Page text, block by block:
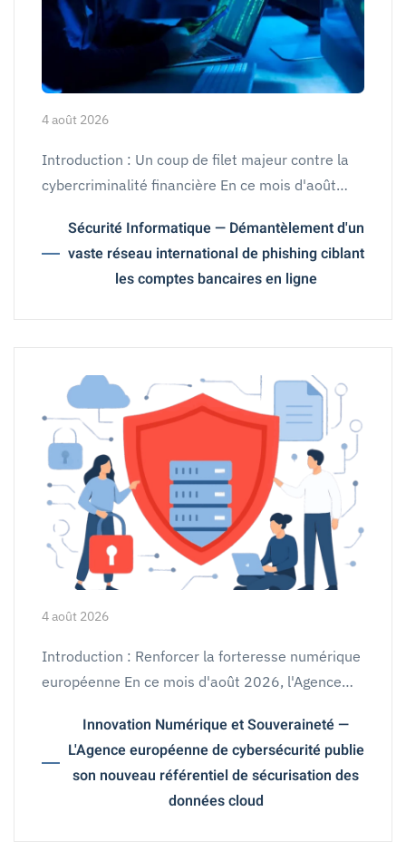
4 août 2026
Introduction : Un coup de filet majeur contre la
cybercriminalité financière En ce mois d'août…
Sécurité Informatique — Démantèlement d'un
vaste réseau international de phishing ciblant
les comptes bancaires en ligne
4 août 2026
Introduction : Renforcer la forteresse numérique
européenne En ce mois d'août 2026, l'Agence…
Innovation Numérique et Souveraineté —
L'Agence européenne de cybersécurité publie
son nouveau référentiel de sécurisation des
données cloud